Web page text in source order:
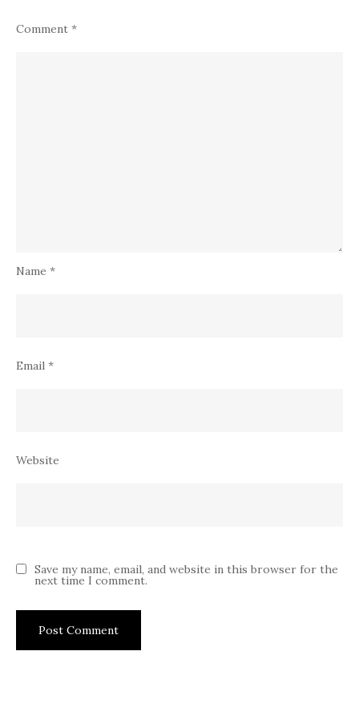
Comment *
Name *
Email *
Website
Save my name, email, and website in this browser for the
next time I comment.